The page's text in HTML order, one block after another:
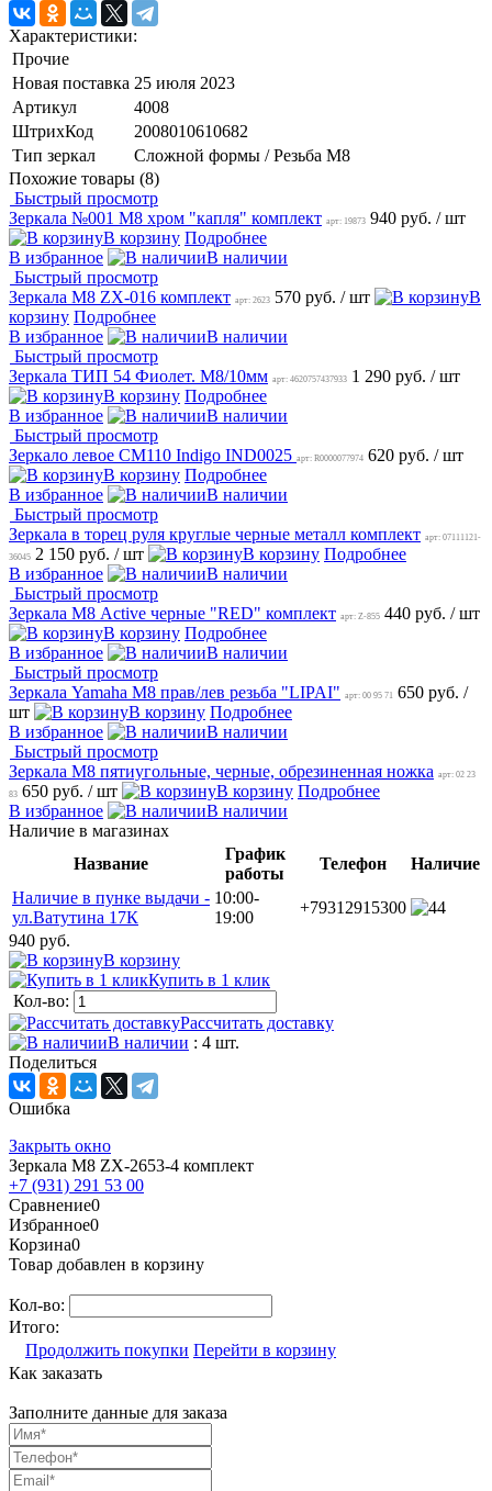
Характеристики:
Прочие
Новая поставка 25 июля 2023
Артикул
4008
ШтрихКод
2008010610682
Тип зеркал
Сложной формы / Резьба М8
Похожие товары (8)
Быстрый просмотр
Зеркала №001 M8 хром "капля" комплект арт: 19873 940 руб. / шт
В корзину Подробнее
В избранное
В наличии
Быстрый просмотр
Зеркала М8 ZX-016 комплект арт: 2623 570 руб. / шт
В
корзину Подробнее
В избранное
В наличии
Быстрый просмотр
Зеркала ТИП 54 Фиолет. М8/10мм арт: 4620757437933 1 290 руб. / шт
В корзину Подробнее
В избранное
В наличии
Быстрый просмотр
Зеркало левое CM110 Indigo IND0025 арт: R0000077974 620 руб. / шт
В корзину Подробнее
В избранное
В наличии
Быстрый просмотр
Зеркала в торец руля круглые черные металл комплект арт: 07111121-
36045 2 150 руб. / шт В корзину Подробнее
В избранное
В наличии
Быстрый просмотр
Зеркала М8 Active черные "RED" комплект арт: Z-855 440 руб. / шт
В корзину Подробнее
В избранное
В наличии
Быстрый просмотр
Зеркала Yamaha M8 прав/лев резьба "LIPAI" арт: 00 95 71 650 руб. /
шт
В корзину Подробнее
В избранное
В наличии
Быстрый просмотр
Зеркала M8 пятиугольные, черные, обрезиненная ножка арт: 02 23
83 650 руб. / шт В корзину Подробнее
В избранное
В наличии
Наличие в магазинах
Название
График
работы
Телефон
Наличие
Наличие в пунке выдачи -
ул.Ватутина 17К
10:00-
19:00
+79312915300
4
940 руб.
В корзину
Купить в 1 клик
Кол-во:
Рассчитать доставку
В наличии : 4 шт.
Поделиться
Ошибка
Закрыть окно
Зеркала М8 ZX-2653-4 комплект
+7 (931) 291 53 00
Сравнение0
Избранное0
Корзина0
Товар добавлен в корзину
Кол-во:
Итого:
Продолжить покупки Перейти в корзину
Как заказать
Заполните данные для заказа